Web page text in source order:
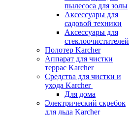
пылесоса для золы
Аксессуары для
садовой техники
Аксессуары для
стеклоочистителей
Полотер Karcher
Аппарат для чистки
террас Karcher
Средства для чистки и
ухода Karcher
Для дома
Электрический скребок
для льда Karcher